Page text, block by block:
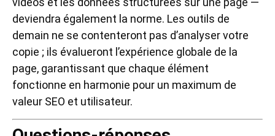
deviendra également la norme. Les outils de
demain ne se contenteront pas d’analyser votre
copie ; ils évalueront l’expérience globale de la
page, garantissant que chaque élément
fonctionne en harmonie pour un maximum de
valeur SEO et utilisateur.